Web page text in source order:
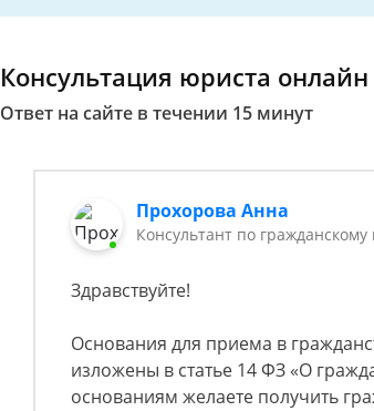
Консультация юриста онлайн
Ответ на сайте в течении 15 минут
Прохорова Анна
Консультант по
Здравствуйте!
Основания для приема в
изложены в статье 14 ФЗ «О
основаниям желаете получить